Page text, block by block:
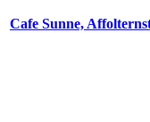
Cafe Sunne,